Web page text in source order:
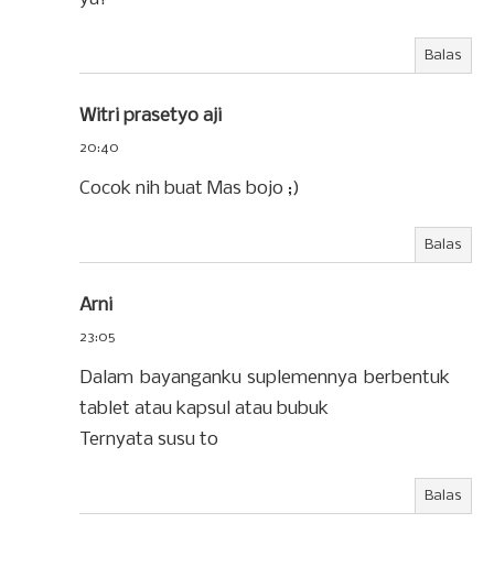
Balas
Witri prasetyo aji
20:40
Cocok nih buat Mas bojo ;)
Balas
Arni
23:05
Dalam bayanganku suplemennya berbentuk
tablet atau kapsul atau bubuk
Ternyata susu to
Balas